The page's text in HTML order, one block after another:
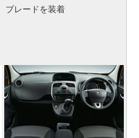
ブレードを装着